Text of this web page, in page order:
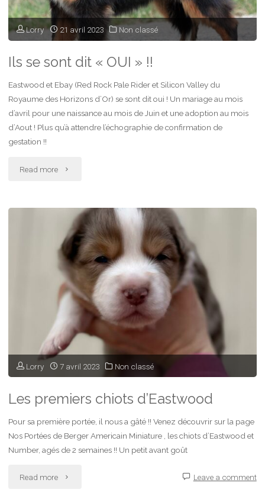
Lorry 21 avril 2023 Non classé
Ils se sont dit « OUI » !!
Eastwood et Ebay (Red Rock Pale Rider et Silicon Valley du
Royaume des Horizons d’Or) se sont dit oui ! Un mariage au mois
d’avril pour une naissance au mois de Juin et une adoption au mois
d’Aout ! Plus qu’à attendre l’échographie de confirmation de
gestation !!
Read more "Ils
sont
dit
« OUI »
!!"
Lorry 7 avril 2023 Non classé
Les premiers chiots d’Eastwood
Pour sa première portée, il nous a gâté !! Venez découvrir sur la page
Nos Portées de Berger Americain Miniature , les chiots d’Eastwood et
Number, agés de 2 semaines !! Un petit avant goût
Read more "Les Leave a comment